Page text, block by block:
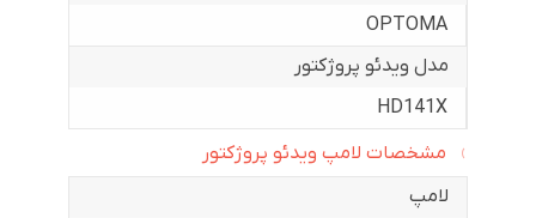
OPTOMA
مدل ویدئو پروژکتور
HD141X
مشخصات لامپ ویدئو پروژکتور
لامپ